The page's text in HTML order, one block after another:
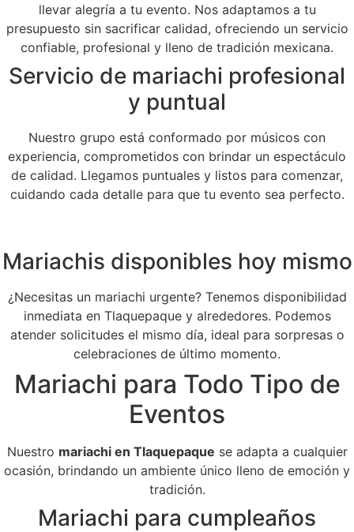
llevar alegría a tu evento. Nos adaptamos a tu
presupuesto sin sacrificar calidad, ofreciendo un servicio
confiable, profesional y lleno de tradición mexicana.
Servicio de mariachi profesional
y puntual
Nuestro grupo está conformado por músicos con
experiencia, comprometidos con brindar un espectáculo
de calidad. Llegamos puntuales y listos para comenzar,
cuidando cada detalle para que tu evento sea perfecto.
Mariachis disponibles hoy mismo
¿Necesitas un mariachi urgente? Tenemos disponibilidad
inmediata en Tlaquepaque y alrededores. Podemos
atender solicitudes el mismo día, ideal para sorpresas o
celebraciones de último momento.
Mariachi para Todo Tipo de
Eventos
Nuestro mariachi en Tlaquepaque se adapta a cualquier
ocasión, brindando un ambiente único lleno de emoción y
tradición.
Mariachi para cumpleaños